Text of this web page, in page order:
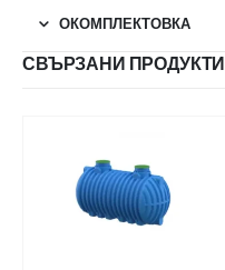
ОКОМПЛЕКТОВКА
СВЪРЗАНИ ПРОДУКТИ